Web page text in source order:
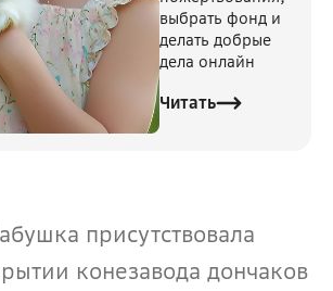
выбрать фонд и
делать добрые
дела онлайн
Читать
присутствовала
конезавода дончаков